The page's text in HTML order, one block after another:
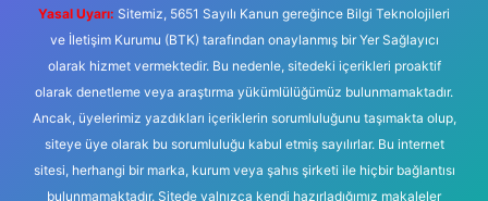
Yasal Uyarı: Sitemiz, 5651 Sayılı Kanun gereğince Bilgi Teknolojileri
ve İletişim Kurumu (BTK) tarafından onaylanmış bir Yer Sağlayıcı
olarak hizmet vermektedir. Bu nedenle, sitedeki içerikleri proaktif
olarak denetleme veya araştırma yükümlülüğümüz bulunmamaktadır.
Ancak, üyelerimiz yazdıkları içeriklerin sorumluluğunu taşımakta olup,
siteye üye olarak bu sorumluluğu kabul etmiş sayılırlar. Bu internet
sitesi, herhangi bir marka, kurum veya şahıs şirketi ile hiçbir bağlantısı
bulunmamaktadır. Sitede yalnızca kendi hazırladığımız makaleler